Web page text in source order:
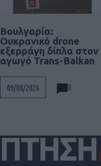
Βουλγαρία:
Ουκρανικό drone
εξερράγη δίπλα στον
αγωγό Trans-Balkan
09/08/2026 0